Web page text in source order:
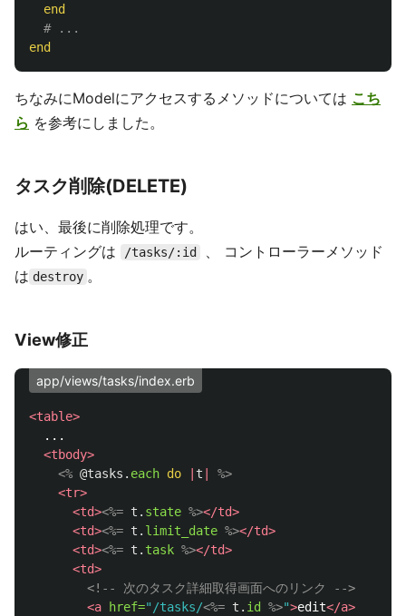
end
# ...
end
ちなみにModelにアクセスするメソッドについては こち
ら を参考にしました。
タスク削除(DELETE)
はい、最後に削除処理です。
ルーティングは
/tasks/:id
、 コントローラーメソッド
は destroy 。
View修正
app/views/tasks/index.erb
<table>
  ...
<tbody>
<% @tasks . each do t
%>
<tr>
<td><%= t . state %></td>
<td><%= t . limit_date %></td>
<td><%= t . task %></td>
<td>
<!-- 次のタスク詳細取得画面へのリンク -->
<a
href="/tasks/<%= t . id %>">edit</a>